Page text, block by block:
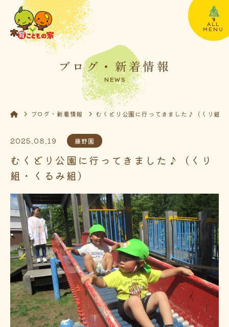
ALL
MENU
ブログ・新着情報
NEWS
ブログ・新着情報 むくどり公園に行ってきました♪（くり組・
2025.08.19 藤野園
むくどり公園に行ってきました♪（くり
組・くるみ組）